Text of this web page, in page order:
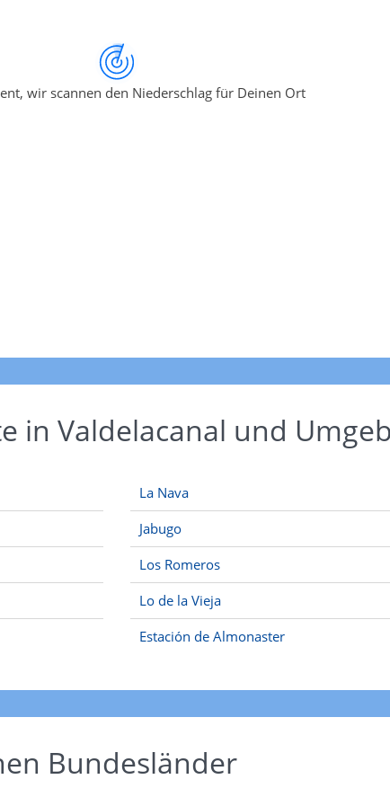
wir scannen den Niederschlag für Deinen Ort
in Valdelacanal und
La Nava
Jabugo
Los Romeros
Lo de la Vieja
Estación de Almonaster
Bundesländer